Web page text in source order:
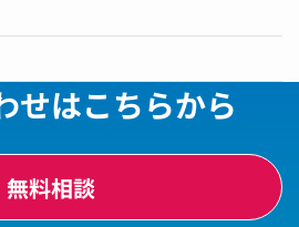
せはこちらから
無料相談